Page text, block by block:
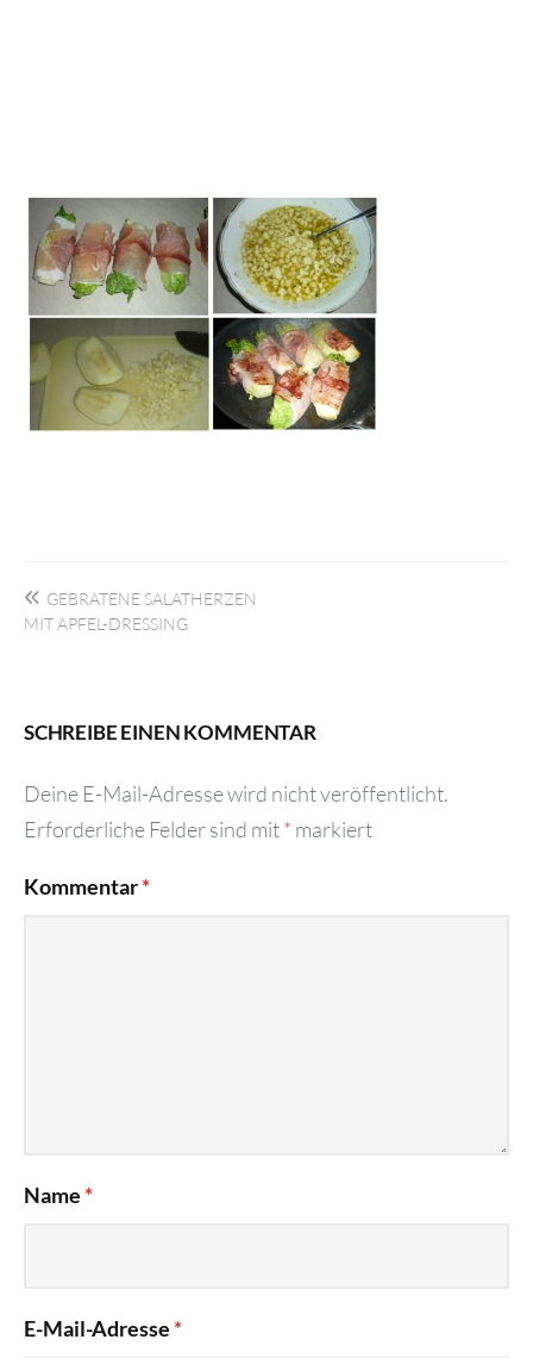
Beitragsnavigation
GEBRATENE SALATHERZEN
MIT APFEL-DRESSING
SCHREIBE EINEN KOMMENTAR
Deine E-Mail-Adresse wird nicht veröffentlicht.
Erforderliche Felder sind mit* markiert
Kommentar*
Name *
E-Mail-Adresse *